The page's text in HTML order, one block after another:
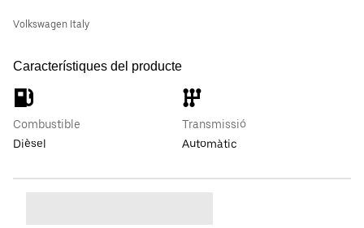
Volkswagen Italy
Característiques del producte
Combustible
Dièsel
Transmissió
Automàtic